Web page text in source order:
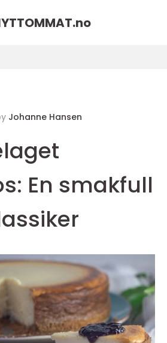
no
Johanne Hansen
En smakfull